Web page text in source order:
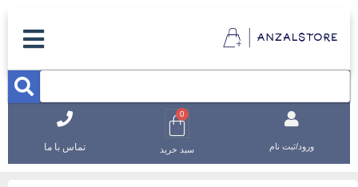
ورود/ثبت نام سبد خرید تماس با ما